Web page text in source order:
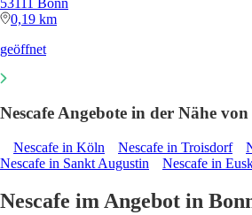
0,19 km
geöffnet
Nescafe Angebote in der Nähe
Nescafe in Köln Nescafe in Troisdorf
Nescafe in Sankt Augustin
Nescafe in
Nescafe im Angebot in